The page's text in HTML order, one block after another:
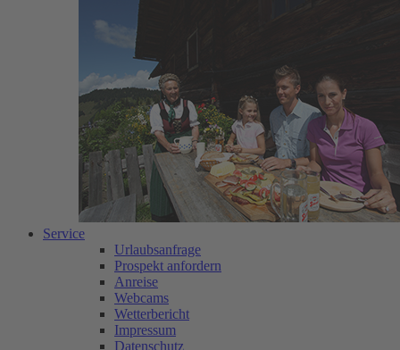
Service
Urlaubsanfrage
Prospekt anfordern
Anreise
Webcams
Wetterbericht
Impressum
Datenschutz